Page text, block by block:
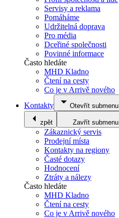
Servisy a reklama
Pomáháme
Udržitelná doprava
Pro média
Dceřiné společnosti
Povinné informace
Často hledáte
MHD Kladno
Čtení na cesty
Co je v Arrivě nového
Kontakty
Otevřít submenu
zpět Zavřít submenu
Zákaznický servis
Prodejní místa
Kontakty na regiony
Časté dotazy
Hodnocení
Ztráty a nálezy
Často hledáte
MHD Kladno
Čtení na cesty
Co je v Arrivě nového